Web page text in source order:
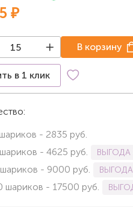
₽
в 1 клик
В корзину
- 2835 руб.
- 4625 руб. ВЫГОДА
- 9000 руб. ВЫГОДА
шариков - 17500 руб.